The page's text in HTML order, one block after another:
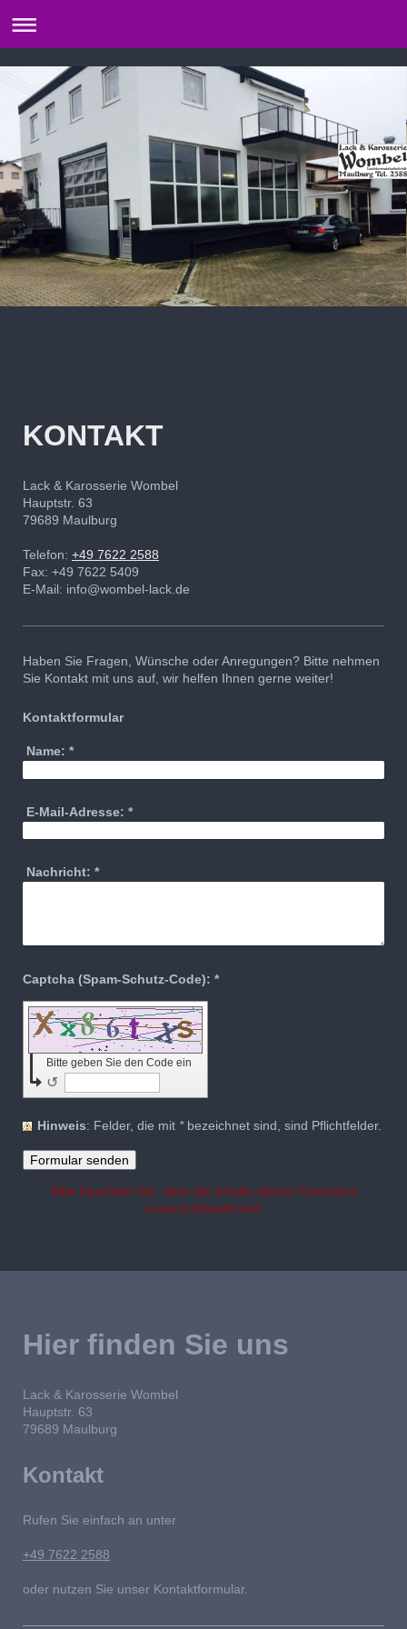
KONTAKT
Lack & Karosserie Wombel
Hauptstr. 63
79689 Maulburg
Telefon: +49 7622 2588
Fax: +49 7622 5409
E-Mail: info@wombel-lack.de
Haben Sie Fragen, Wünsche oder Anregungen? Bitte nehmen
Sie Kontakt mit uns auf, wir helfen Ihnen gerne weiter!
Kontaktformular
Name: *
E-Mail-Adresse: *
Nachricht: *
Captcha (Spam-Schutz-Code): *
Bitte geben Sie den Code ein
↺
Hinweis : Felder, die mit *bezeichnet sind, sind Pflichtfelder.
Bitte beachten Sie, dass die Inhalte dieses Formulars
unverschlüsselt sind
Hier finden Sie uns
Lack & Karosserie Wombel
Hauptstr. 63
79689 Maulburg
Kontakt
Rufen Sie einfach an unter
+49 7622 2588
oder nutzen Sie unser Kontaktformular.